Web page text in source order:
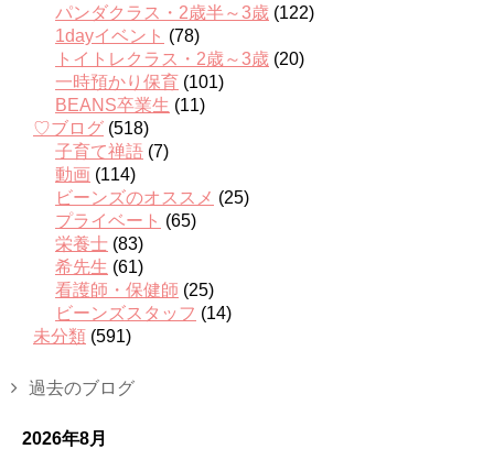
パンダクラス・2歳半～3歳 (122)
1dayイベント (78)
トイトレクラス・2歳～3歳 (20)
一時預かり保育 (101)
BEANS卒業生 (11)
♡ブログ (518)
子育て禅語 (7)
動画 (114)
ビーンズのオススメ (25)
プライベート (65)
栄養士 (83)
希先生 (61)
看護師・保健師 (25)
ビーンズスタッフ (14)
未分類 (591)
過去のブログ
2026年8月